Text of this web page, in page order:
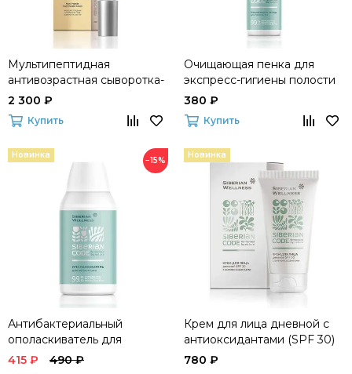
Мультипептидная
антивозрастная сыворотка-
бустер Experalta Pro Anti-
Age Solutions
2 300 ₽
Купить
Очищающая пенка для
экспресс-гигиены полости
рта и свежести дыхания
Siberian Code
380 ₽
Купить
Новинка
−15%
Антибактериальный
ополаскиватель для
комплексного ухода и
415 ₽ 490 ₽
Новинка
Крем для лица дневной с
антиоксидантами (SPF 30)
Siberian Code
780 ₽